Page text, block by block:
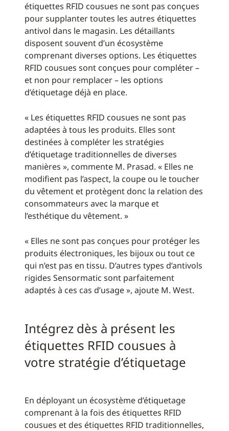
étiquettes RFID cousues ne sont pas conçues
pour supplanter toutes les autres étiquettes
antivol dans le magasin. Les détaillants
disposent souvent d’un écosystème
comprenant diverses options. Les étiquettes
RFID cousues sont conçues pour compléter –
et non pour remplacer – les options
d’étiquetage déjà en place.
« Les étiquettes RFID cousues ne sont pas
adaptées à tous les produits. Elles sont
destinées à compléter les stratégies
d’étiquetage traditionnelles de diverses
manières », commente M. Prasad. « Elles ne
modifient pas l’aspect, la coupe ou le toucher
du vêtement et protègent donc la relation des
consommateurs avec la marque et
l’esthétique du vêtement. »
« Elles ne sont pas conçues pour protéger les
produits électroniques, les bijoux ou tout ce
qui n’est pas en tissu. D’autres types d’antivols
rigides Sensormatic sont parfaitement
adaptés à ces cas d’usage », ajoute M. West.
Intégrez dès à présent les
étiquettes RFID cousues à
votre stratégie d’étiquetage
En déployant un écosystème d’étiquetage
comprenant à la fois des étiquettes RFID
cousues et des étiquettes RFID traditionnelles,